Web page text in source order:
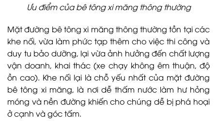
Ưu điểm của bê tông xi măng thông thường
Mặt đường bê tông xi măng thông thường tồn tại các
khe nối, vừa làm phức tạp thêm cho việc thi công và
duy tu bảo dưỡng, lại vừa ảnh hưởng đến chất lượng
vận doanh, khai thác (xe chạy không êm thuận, độ
ồn cao). Khe nối lại là chỗ yếu nhất của mặt đường
bê tông xi măng, là nơi dễ thấm nước làm hư hỏng
móng và nền đường khiến cho chúng dễ bị phá hoại
ở cạnh và góc tấm.